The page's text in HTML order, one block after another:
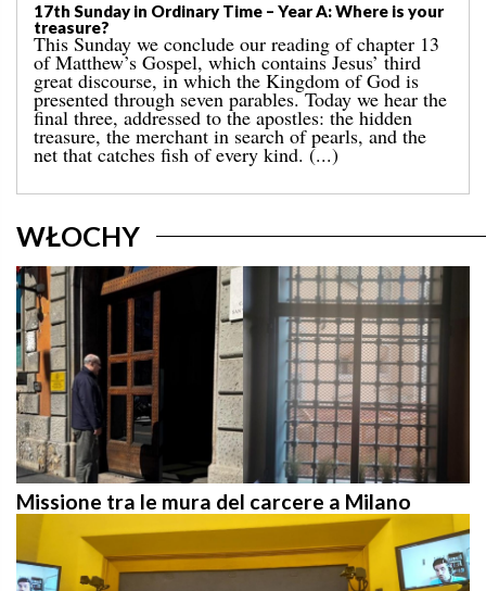
19th Sunday in Ordinary Time – Year A: “Command me
to come towards you!”
Last Sunday’s Gospel told us about the miracle of
the multiplication of the loaves for a great crowd in a
deserted place, which ended with the gathering of
twelve baskets full of leftovers. That event is
followed by today’s well-known episode, in which
Jesus walks on the sea. [...]
WŁOCHY
Missione tra le mura del carcere a Milano